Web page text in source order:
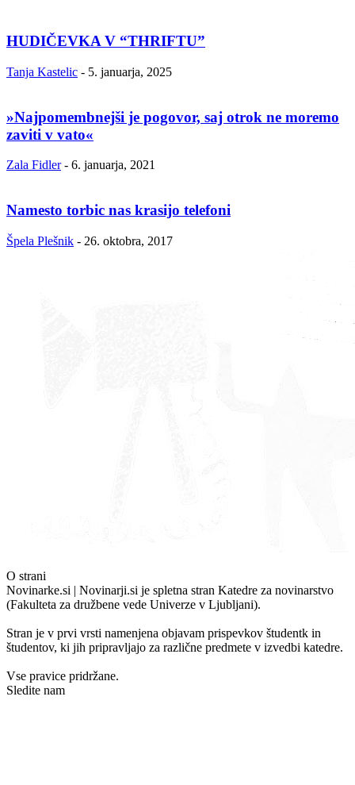
HUDIČEVKA V “THRIFTU”
Tanja Kastelic - 5. januarja, 2025
»Najpomembnejši je pogovor, saj otrok ne moremo
zaviti v vato«
Zala Fidler - 6. januarja, 2021
Namesto torbic nas krasijo telefoni
Špela Plešnik - 26. oktobra, 2017
O strani
Novinarke.si | Novinarji.si je spletna stran Katedre za novinarstvo
(Fakulteta za družbene vede Univerze v Ljubljani).
Stran je v prvi vrsti namenjena objavam prispevkov študentk in
študentov, ki jih pripravljajo za različne predmete v izvedbi katedre.
Vse pravice pridržane.
Sledite nam